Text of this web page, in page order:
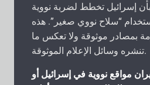
إسرائيل تخطط لضربة نووية
“سلاح نووي صغير”. هذه
بمصادر موثوقة ولا تعكس ما
تنشره وسائل الإعلام الموثوقة.
مواقع نووية في إسرائيل أو